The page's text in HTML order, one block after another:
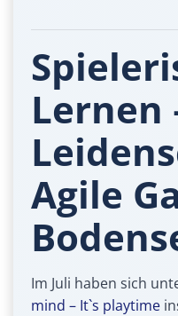
Lernen
Agile
Im Juli haben sich
mind – It`s playtime